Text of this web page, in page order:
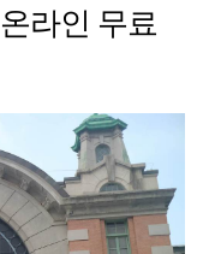
라인 무료